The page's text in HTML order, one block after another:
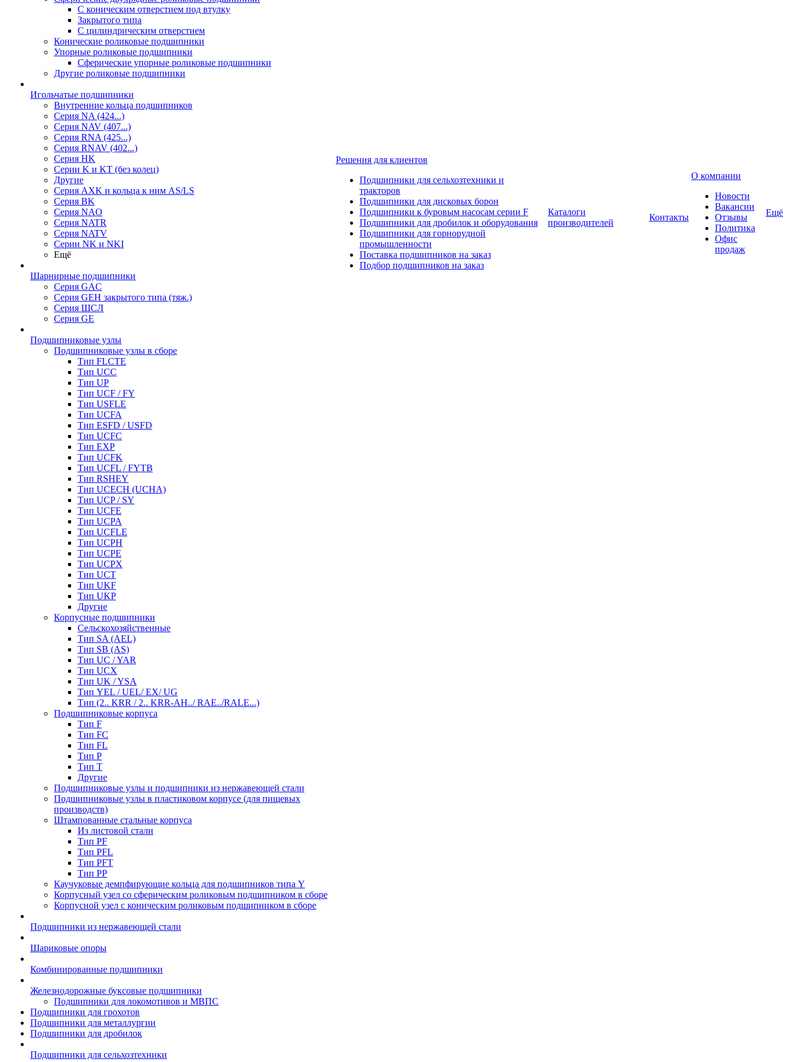
С коническим отверстием под втулку
Закрытого типа
С цилиндрическим отверстием
Конические роликовые подшипники
Упорные роликовые подшипники
Сферические упорные роликовые подшипники
Другие роликовые подшипники
Игольчатые подшипники
Внутренние кольца подшипников
Серия NA (424...)
Серия NAV (407...)
Серия RNA (425...)
Серия RNAV (402...)
Серия HK
Серии K и KT (без колец)
Другие
Серия AXK и кольца к ним AS/LS
Серия BK
Серия NAO
Серия NATR
Серия NATV
Серии NK и NKI
Ещё
Шарнирные подшипники
Серия GAC
Серия GEH закрытого типа (тяж.)
Серия ШСЛ
Серия GE
Подшипниковые узлы
Подшипниковые узлы в сборе
Тип FLCTE
Тип UCC
Тип UP
Тип UCF / FY
Тип USFLE
Тип UCFA
Тип ESFD / USFD
Тип UCFC
Тип EXP
Тип UCFK
Тип UCFL / FYTB
Тип RSHEY
Тип UCECH (UCHA)
Тип UCP / SY
Тип UCFE
Тип UCPA
Тип UCFLE
Тип UCPH
Тип UCPE
Тип UCPX
Тип UCT
Тип UKF
Тип UKP
Другие
Корпусные подшипники
Сельскохозяйственные
Тип SA (AEL)
Тип SB (AS)
Тип UC / YAR
Тип UCX
Тип UK / YSA
Тип YEL / UEL/ EX/ UG
Тип (2.. KRR / 2.. KRR-AH../ RAE../RALE...)
Подшипниковые корпуса
Тип F
Тип FC
Тип FL
Тип P
Тип T
Другие
Подшипниковые узлы и подшипники из нержавеющей стали
Подшипниковые узлы в пластиковом корпусе (для пищевых
производств)
Штампованные стальные корпуса
Из листовой стали
Тип PF
Тип PFL
Тип PFT
Тип PP
Каучуковые демпфирующие кольца для подшипников типа Y
Корпусный узел со сферическим роликовым подшипником в сборе
Корпусной узел с коническим роликовым подшипником в сборе
Подшипники из нержавеющей стали
Шариковые опоры
Комбинированные подшипники
Железнодорожные буксовые подшипники
Подшипники для локомотивов и МВПС
Подшипники для грохотов
Подшипники для металлургии
Подшипники для дробилок
Подшипники для сельхозтехники
Решения для клиентов
Подшипники для сельхозтехники и
тракторов
Подшипники для дисковых борон
Подшипники к буровым насосам серии F
Подшипники для дробилок и оборудования
Подшипники для горнорудной
промышленности
Поставка подшипников на заказ
Подбор подшипников на заказ
Каталоги
производителей
Контакты
О компании
Новости
Вакансии
Отзывы
Политика
Офис
продаж
Ещё